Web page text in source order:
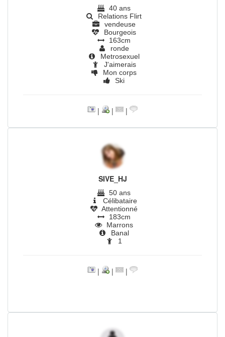
40 ans
Relations Flirt
vendeuse
Bourgeois
163cm
ronde
Metrosexuel
J'aimerais
Mon corps
Ski
| | |
SIVE_HJ
50 ans
Célibataire
Attentionné
183cm
Marrons
Banal
1
| | |